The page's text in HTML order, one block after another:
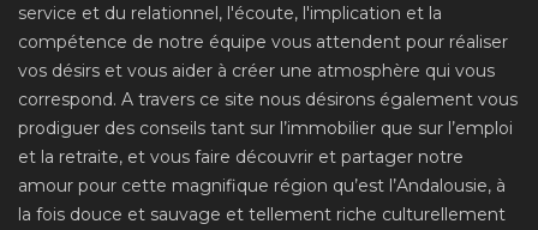
service et du relationnel, l'écoute, l'implication et la
compétence de notre équipe vous attendent pour réaliser
vos désirs et vous aider à créer une atmosphère qui vous
correspond. A travers ce site nous désirons également vous
prodiguer des conseils tant sur l’immobilier que sur l’emploi
et la retraite, et vous faire découvrir et partager notre
amour pour cette magnifique région qu’est l’Andalousie, à
la fois douce et sauvage et tellement riche culturellement